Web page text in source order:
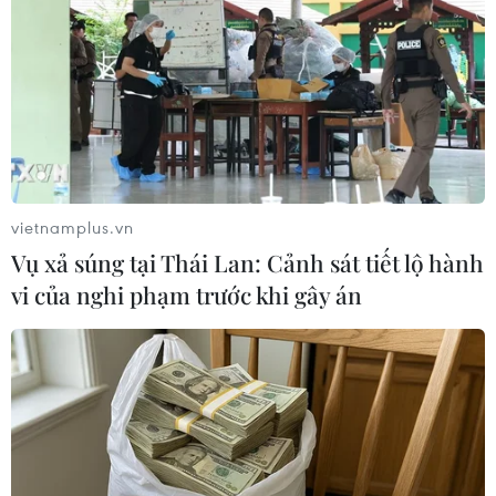
Bồn chứa nhiên liệu xăng sinh học E5. (Ảnh: Huy Hùng/TTXVN)
Ở góc độ doanh nghiệp, ông Lê Xuân Trình, Phó
Tổng giám đốc Công ty Dầu Việt Nam (PVOil),
cho biết các đơn vị sản xuất kinh doanh đối mặt
với thách thức về việc truyền thông, bởi chỉ
những doanh nghiệp lớn mới đủ chi phí. Ngoài
vietnamplus.vn
Vụ xả súng tại Thái Lan: Cảnh sát tiết lộ hành
vi của nghi phạm trước khi gây án